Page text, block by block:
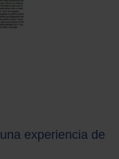
experiencia de